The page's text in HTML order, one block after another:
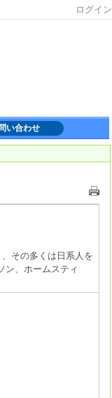
ログイン
い合わせ
その多くは日系人を
、ホームスティ